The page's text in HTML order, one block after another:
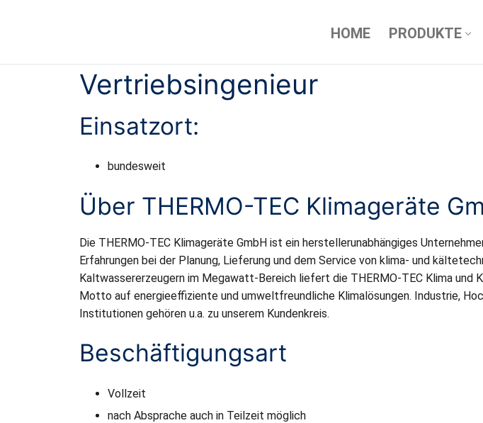
HOME PRODUKTE
Vertriebsingenieur
Einsatzort:
bundesweit
Über THERMO-TEC Klimageräte
Die THERMO-TEC Klimageräte GmbH ist ein herstellerunabhängiges
Erfahrungen bei der Planung, Lieferung und dem Service von klima- und
Kaltwassererzeugern im Megawatt-Bereich liefert die THERMO-TEC Klima
Motto auf energieeffiziente und umweltfreundliche Klimalösungen. Industrie,
Institutionen gehören u.a. zu unserem Kundenkreis.
Beschäftigungsart
Vollzeit
nach Absprache auch in Teilzeit möglich